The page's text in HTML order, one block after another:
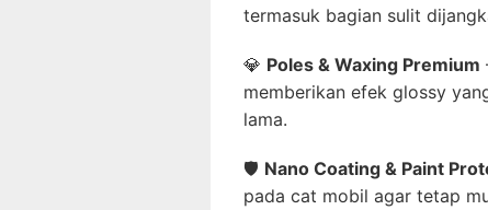
termasuk bagian sulit
💎 Poles & Waxing Premium
memberikan efek glossy
lama.
🛡 Nano Coating & Paint
pada cat mobil agar tetap